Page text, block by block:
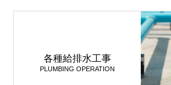
各種給排水工事
PLUMBING OPERATION